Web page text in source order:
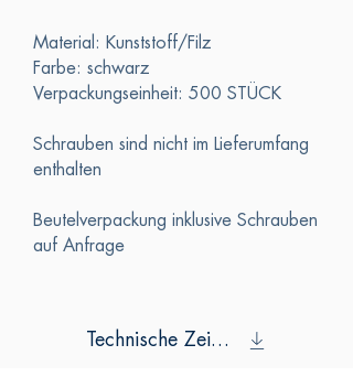
Material: Kunststoff/Filz
Farbe: schwarz
Verpackungseinheit: 500 STÜCK
Schrauben sind nicht im Lieferumfang
enthalten
Beutelverpackung inklusive Schrauben
auf Anfrage
Technische Zeichnung